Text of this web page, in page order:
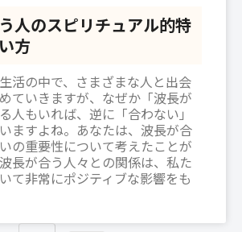
人のスピリチュアル的特
方
活の中で、さまざまな人と出会
ていきますが、なぜか「波長が
人もいれば、逆に「合わない」
ますよね。あなたは、波長が合
の重要性について考えたことが
長が合う人々との関係は、私た
て非常にポジティブな影響をも